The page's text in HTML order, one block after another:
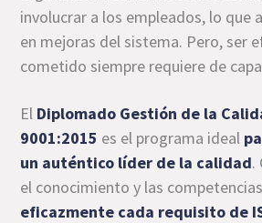
involucrar a los empleados, lo que
en mejoras del sistema. Pero, ser
cometido siempre requiere de
El Diplomado Gestión de la
9001:2015 es el programa ideal
un auténtico líder de la calidad.
el conocimiento y las
eficazmente cada requisito de